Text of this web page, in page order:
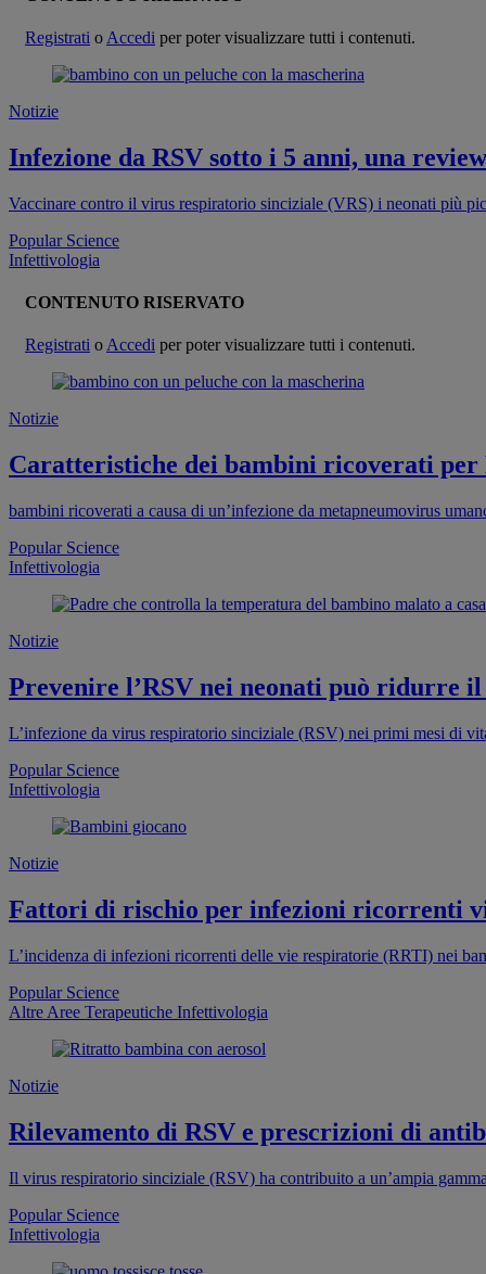
Registrati o Accedi per poter visualizzare tutti i contenuti.
Notizie
Infezione da RSV sotto i 5 anni, una
Vaccinare contro il virus respiratorio sinciziale (VRS) i neonati più
Popular Science
Infettivologia
CONTENUTO RISERVATO
Registrati o Accedi per poter visualizzare tutti i contenuti.
Notizie
Caratteristiche dei bambini ricoverati
bambini ricoverati a causa di un’infezione da metapneumovirus
Popular Science
Infettivologia
Notizie
Prevenire l’RSV nei neonati può ridurre
L’infezione da virus respiratorio sinciziale (RSV) nei primi mesi di
Popular Science
Infettivologia
Notizie
Fattori di rischio per infezioni ricorrenti
L’incidenza di infezioni ricorrenti delle vie respiratorie (RRTI) nei
Popular Science
Altre Aree Terapeutiche Infettivologia
Notizie
Rilevamento di RSV e prescrizioni di
Il virus respiratorio sinciziale (RSV) ha contribuito a un’ampia
Popular Science
Infettivologia